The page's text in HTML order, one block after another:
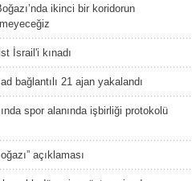
ikinci bir koridorun
İsrail'i kınadı
bağlantılı 21 ajan yakalandı
spor alanında işbirliği protokolü
açıklaması